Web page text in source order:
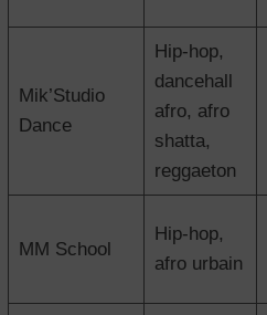
Mik’Studio
Dance
Hip-hop,
dancehall
afro, afro
shatta,
reggaeton
MM School
Hip-hop,
afro urbain